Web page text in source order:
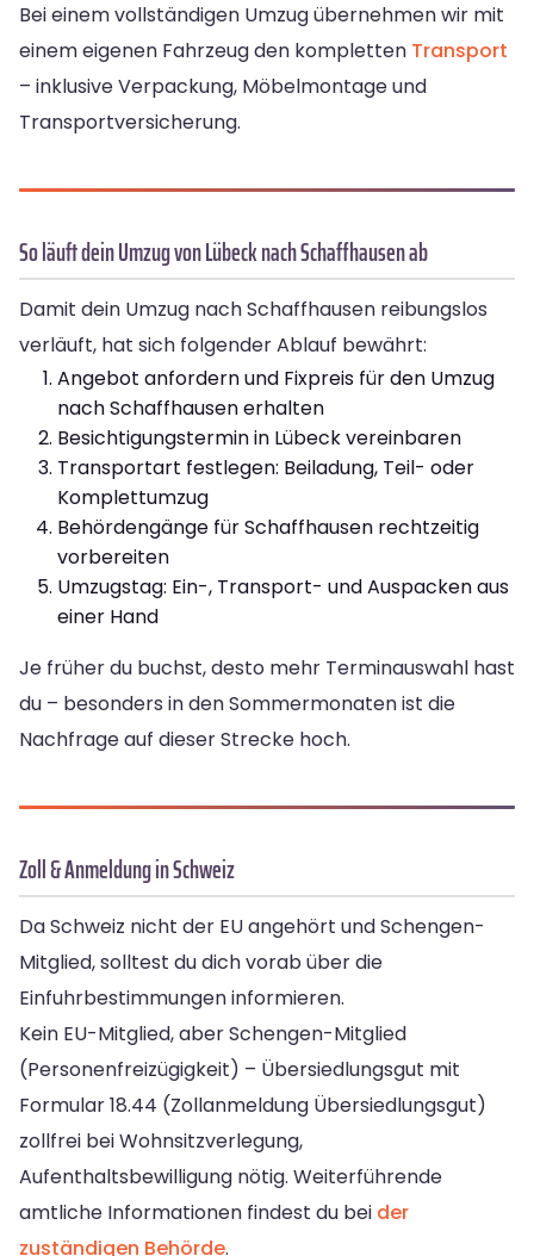
Bei einem vollständigen Umzug übernehmen wir mit
einem eigenen Fahrzeug den kompletten Transport
– inklusive Verpackung, Möbelmontage und
Transportversicherung.
So läuft dein Umzug von Lübeck nach Schaffhausen ab
Damit dein Umzug nach Schaffhausen reibungslos
verläuft, hat sich folgender Ablauf bewährt:
Angebot anfordern und Fixpreis für den Umzug
nach Schaffhausen erhalten
Besichtigungstermin in Lübeck vereinbaren
Transportart festlegen: Beiladung, Teil- oder
Komplettumzug
Behördengänge für Schaffhausen rechtzeitig
vorbereiten
Umzugstag: Ein-, Transport- und Auspacken aus
einer Hand
Je früher du buchst, desto mehr Terminauswahl hast
du – besonders in den Sommermonaten ist die
Nachfrage auf dieser Strecke hoch.
Zoll & Anmeldung in Schweiz
Da Schweiz nicht der EU angehört und Schengen-
Mitglied, solltest du dich vorab über die
Einfuhrbestimmungen informieren.
Kein EU-Mitglied, aber Schengen-Mitglied
(Personenfreizügigkeit) – Übersiedlungsgut mit
Formular 18.44 (Zollanmeldung Übersiedlungsgut)
zollfrei bei Wohnsitzverlegung,
Aufenthaltsbewilligung nötig. Weiterführende
amtliche Informationen findest du bei der
zuständigen Behörde.